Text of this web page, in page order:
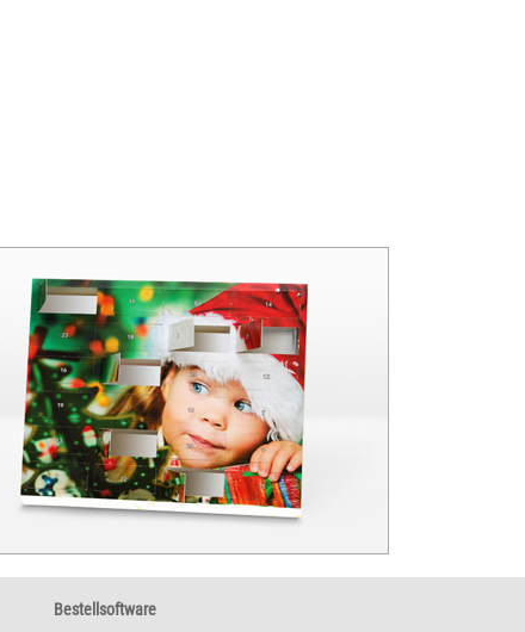
Bestellsoftware